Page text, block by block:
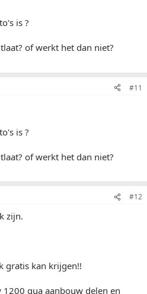
is ?
of werkt het dan niet?
#11
is ?
of werkt het dan niet?
#12
zijn.
gratis kan krijgen!!
qua aanbouw delen en